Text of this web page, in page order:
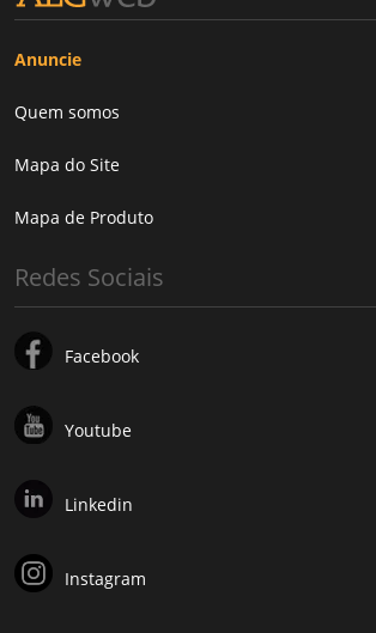
Anuncie
Quem somos
Mapa do Site
Mapa de Produto
Redes Sociais
Facebook
Youtube
Linkedin
Instagram